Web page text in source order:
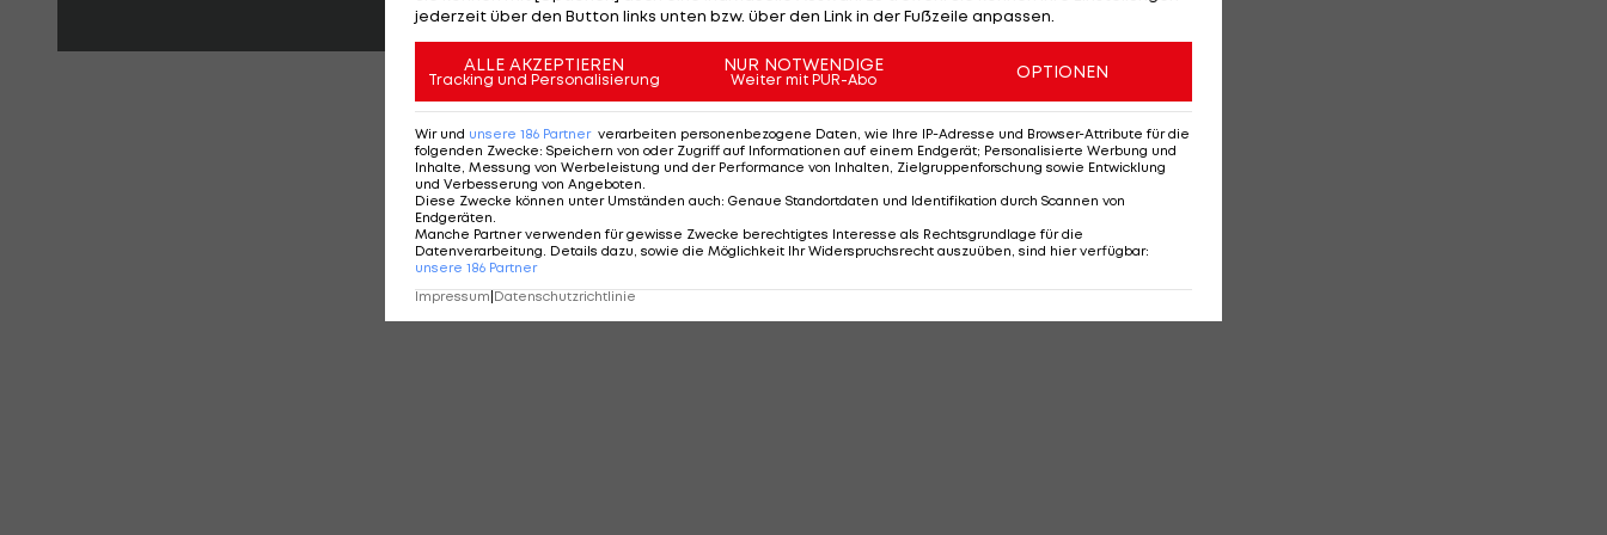
KOMMENTARE
jederzeit über den Button links unten bzw. über den Link in der Fußzeile anpassen.
ALLE AKZEPTIEREN
Tracking und Personalisierung
NUR NOTWENDIGE
Weiter mit PUR-Abo OPTIONEN
Wir und unsere 186 Partner verarbeiten personenbezogene Daten, wie Ihre IP-Adresse und Browser-Attribute für die
folgenden Zwecke: Speichern von oder Zugriff auf Informationen auf einem Endgerät; Personalisierte Werbung und
Inhalte, Messung von Werbeleistung und der Performance von Inhalten, Zielgruppenforschung sowie Entwicklung
und Verbesserung von Angeboten
Diese Zwecke können unter Umständen auch: Genaue Standortdaten und Identifikation durch Scannen von
Endgeräten
Manche Partner verwenden für gewisse Zwecke berechtigtes Interesse als Rechtsgrundlage für die
Datenverarbeitung. Details dazu, sowie die Möglichkeit Ihr Widerspruchsrecht auszuüben, sind hier verfügbar:
unsere 186 Partner
Impressum|Datenschutzrichtlinie